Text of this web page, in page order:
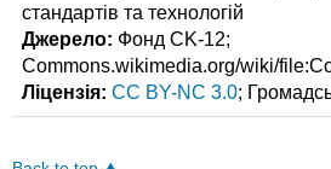
стандартів та технологій
Джерело: Фонд CK-12;
Commons.wikimedia.org/wiki/
Ліцензія: CC BY-NC 3.0;